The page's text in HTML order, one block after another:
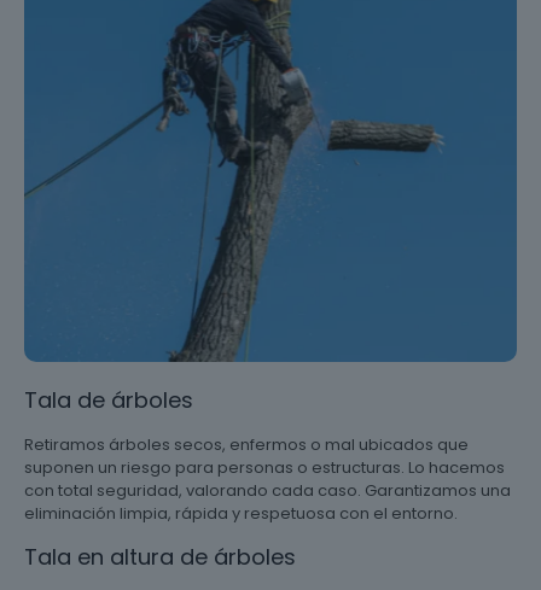
Tala de árboles
Retiramos árboles secos, enfermos o mal ubicados que
suponen un riesgo para personas o estructuras. Lo hacemos
con total seguridad, valorando cada caso. Garantizamos una
eliminación limpia, rápida y respetuosa con el entorno.
Tala en altura de árboles